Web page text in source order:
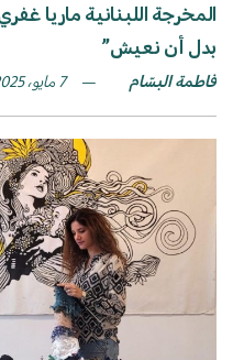
المخرجة اللبنانية ماريا
بدل أن نعيش”
فاطمة البسّام 7 مايو، 2025